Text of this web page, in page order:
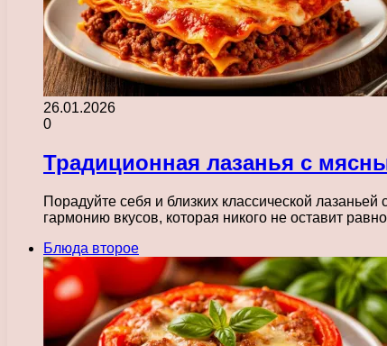
26.01.2026
0
Традиционная лазанья с
Порадуйте себя и близких классической
гармонию вкусов, которая никого не оставит
Блюда второе